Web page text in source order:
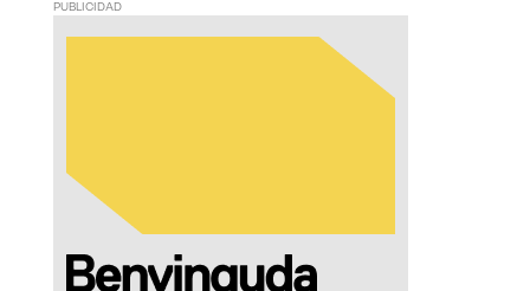
PUBLICIDAD